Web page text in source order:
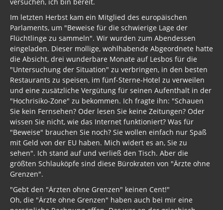
Im letzten Herbst kam ein Mitglied des europäischen
Parlaments, um "Beweise für die schwierige Lage der
Flüchtlinge zu sammeln". Wir wurden zum Abendessen
eingeladen. Dieser mollige, wohlhabende Abgeordnete hatte
die Absicht, drei wunderbare Monate auf Lesbos für die
"Untersuchung der Situation" zu verbringen, in den besten
Restaurants zu speisen, im fünf-Sterne-Hotel zu verweilen
und eine zusätzliche Vergütung für seinen Aufenthalt in der
"Hochrisiko-Zone" zu bekommen. Ich fragte ihn: "Schauen
Sie kein Fernsehen? Oder lesen Sie keine Zeitungen? Oder
wissen Sie nicht, wie das Internet funktioniert? Was für
"Beweise" brauchen Sie noch? Sie wollen einfach nur Spaß
mit Geld von der EU haben. Mich widert es an, Sie zu
sehen". Ich stand auf und verließ den Tisch. Aber die
größten Schlauköpfe sind diese Bürokraten von "Ärzte ohne
Grenzen".
"Gebt den "Ärzten ohne Grenzen" keinen Cent!"
Oh, die "Ärzte ohne Grenzen" haben auch bei mir eine